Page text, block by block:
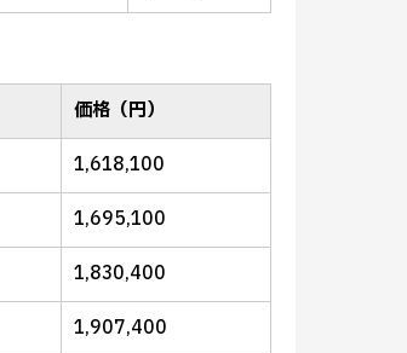
価格（円）
1,618,100
1,695,100
1,830,400
1,907,400